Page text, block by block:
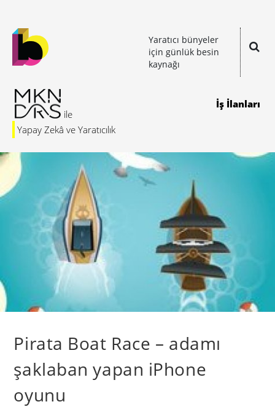
Yaratıcı bünyeler
için günlük besin
kaynağı
Yapay Zekâ ve Yaratıcılık
İş İlanları
Pirata Boat Race – adamı
şaklaban yapan iPhone
oyunu